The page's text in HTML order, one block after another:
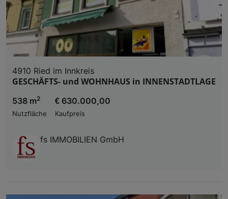
4910 Ried im Innkreis
GESCHÄFTS- und WOHNHAUS in INNENSTADTLAGE
538 m2
Nutzfläche
€ 630.000,00
Kaufpreis
fs IMMOBILIEN GmbH